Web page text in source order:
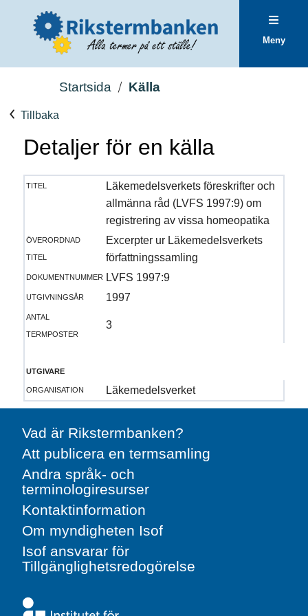
Meny
Startsida Källa
Tillbaka
Detaljer för en källa
titel
Läkemedelsverkets föreskrifter och
allmänna råd (LVFS 1997:9) om
registrering av vissa homeopatika
överordnad
titel
Excerpter ur Läkemedelsverkets
författningssamling
dokumentnummer LVFS 1997:9
utgivningsår
1997
antal
termposter
3
utgivare
organisation
Läkemedelsverket
Vad är Rikstermbanken?
Att publicera en termsamling
Andra språk- och
terminologiresurser
Kontaktinformation
Om myndigheten Isof
Isof ansvarar för
Tillgänglighetsredogörelse